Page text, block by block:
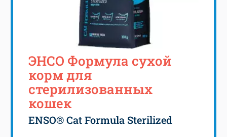
ЭНСО Формула сухой
корм для
стерилизованных
кошек
ENSO® Cat Formula Sterilized